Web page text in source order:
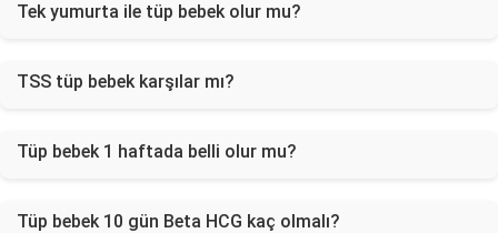
Tek yumurta ile tüp bebek olur mu?
TSS tüp bebek karşılar mı?
Tüp bebek 1 haftada belli olur mu?
Tüp bebek 10 gün Beta HCG kaç olmalı?